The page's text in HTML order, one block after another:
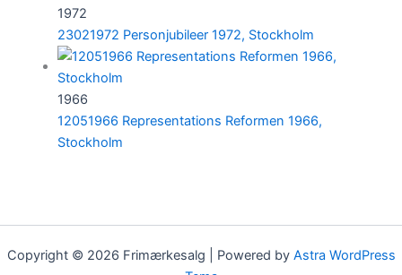
1972
23021972 Personjubileer 1972, Stockholm
1966
12051966 Representations Reformen 1966,
Stockholm
Copyright © 2026 Frimærkesalg | Powered by Astra WordPress